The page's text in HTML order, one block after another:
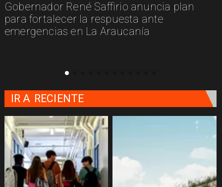
Gobernador René Saffirio anuncia plan
para fortalecer la respuesta ante
emergencias en La Araucanía
IR A RECIENTE